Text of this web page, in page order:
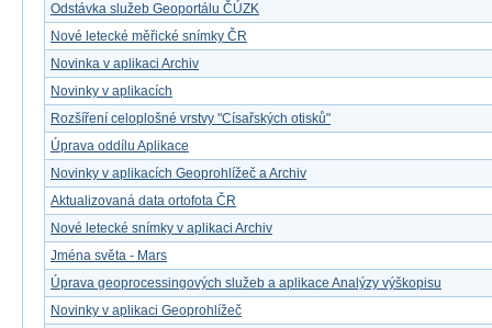
Odstávka služeb Geoportálu ČÚZK
Nové letecké měřické snímky ČR
Novinka v aplikaci Archiv
Novinky v aplikacích
Rozšíření celoplošné vrstvy "Císařských otisků"
Úprava oddílu Aplikace
Novinky v aplikacích Geoprohlížeč a Archiv
Aktualizovaná data ortofota ČR
Nové letecké snímky v aplikaci Archiv
Jména světa - Mars
Úprava geoprocessingových služeb a aplikace Analýzy výškopisu
Novinky v aplikaci Geoprohlížeč